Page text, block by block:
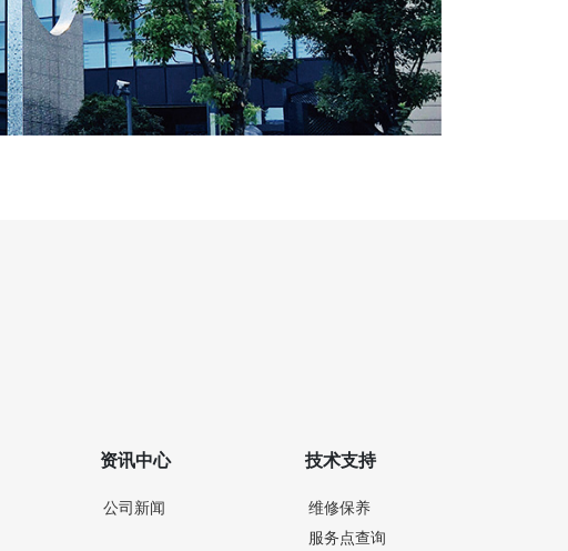
资讯中心
公司新闻
技术支持
维修保养
服务点查询